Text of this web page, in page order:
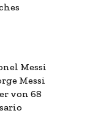
Messi
Messi
von 68